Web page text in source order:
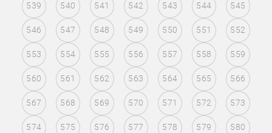
539 540 541 542 543 544 545
546 547 548 549 550 551 552
553 554 555 556 557 558 559
560 561 562 563 564 565 566
567 568 569 570 571 572 573
574 575 576 577 578 579 580